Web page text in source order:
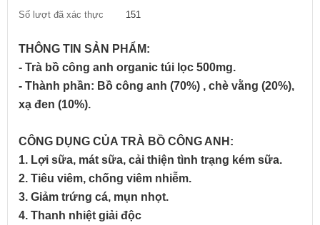
Số lượt đã xác thực
151
THÔNG TIN SẢN PHẨM:
- Trà bồ công anh organic túi lọc 500mg.
- Thành phần: Bồ công anh (70%) , chè vằng (20%),
xạ đen (10%).
CÔNG DỤNG CỦA TRÀ BỒ CÔNG ANH:
1. Lợi sữa, mát sữa, cải thiện tình trạng kém sữa.
2. Tiêu viêm, chống viêm nhiễm.
3. Giảm trứng cá, mụn nhọt.
4. Thanh nhiệt giải độc